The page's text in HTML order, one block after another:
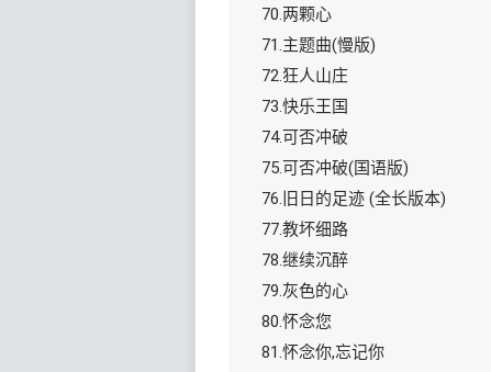
70.两颗心
71.主题曲(慢版)
72.狂人山庄
73.快乐王国
74.可否冲破
75.可否冲破(国语版)
76.旧日的足迹 (全长版本)
77.教坏细路
78.继续沉醉
79.灰色的心
80.怀念您
81.怀念你,忘记你